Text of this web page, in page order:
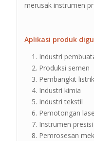
merusak instrumen
Aplikasi produk
Industri
Produksi semen
Pembangkit listrik
Industri kimia
Industri tekstil
Pemotongan
Instrumen presisi
Pemrosesan